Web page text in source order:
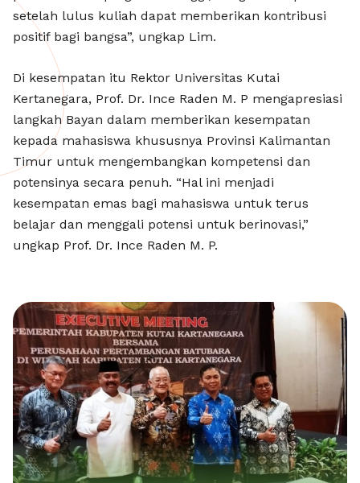
setelah lulus kuliah dapat memberikan kontribusi
positif bagi bangsa”, ungkap Lim.
Di kesempatan itu Rektor Universitas Kutai
Kertanegara, Prof. Dr. Ince Raden M. P mengapresiasi
langkah Bayan dalam memberikan kesempatan
kepada mahasiswa khususnya Provinsi Kalimantan
Timur untuk mengembangkan kompetensi dan
potensinya secara penuh. “Hal ini menjadi
kesempatan emas bagi mahasiswa untuk terus
belajar dan menggali potensi untuk berinovasi,”
ungkap Prof. Dr. Ince Raden M. P.